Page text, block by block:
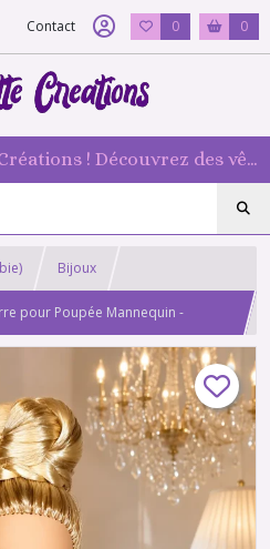
Contact 0 0
Bienvenue chez Violette Créations ! Découvrez des vêtements faits main pour vos poupées mannequin : originaux et 100 % fabriqués en France
Bijoux
pour Poupée Mannequin -